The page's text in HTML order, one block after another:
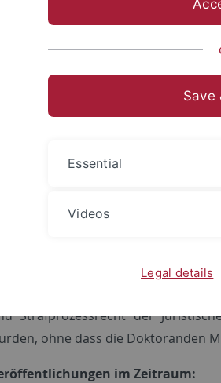
Veröffentlichungen
Die Veröffentlichungen
geordnet. Sie beziehen
einzelne Person vertraglich
auch wenn ihre
von außerhalb des Instituts
die an dem mit
Strafprozessrecht der
ohne dass die Doktoranden
im Zeitraum:
Save
Essential
Videos
Legal details